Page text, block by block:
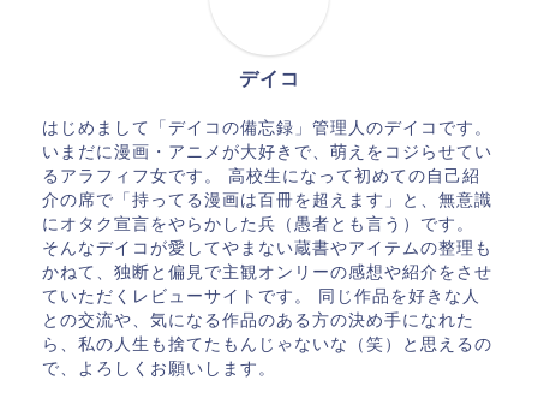
デイコ
はじめまして「デイコの備忘録」管理人のデイコです。
いまだに漫画・アニメが大好きで、萌えをコジらせてい
るアラフィフ女です。 高校生になって初めての自己紹
介の席で「持ってる漫画は百冊を超えます」と、無意識
にオタク宣言をやらかした兵（愚者とも言う）です。
そんなデイコが愛してやまない蔵書やアイテムの整理も
かねて、独断と偏見で主観オンリーの感想や紹介をさせ
ていただくレビューサイトです。 同じ作品を好きな人
との交流や、気になる作品のある方の決め手になれた
ら、私の人生も捨てたもんじゃないな（笑）と思えるの
で、よろしくお願いします。